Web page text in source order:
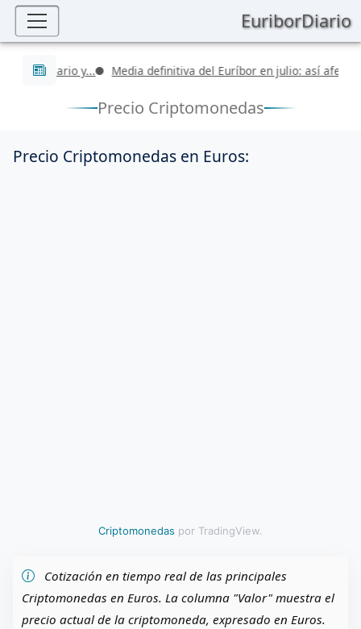
EuriborDiario
Últimas noticias
diario y... Media definitiva del Euríbor en julio: así
Precio Criptomonedas
Precio Criptomonedas en Euros:
Criptomonedas por TradingView.
Cotización en tiempo real de las principales
Criptomonedas en Euros. La columna "Valor" muestra el
precio actual de la criptomoneda, expresado en Euros.